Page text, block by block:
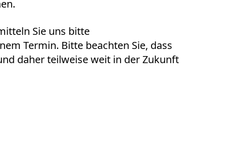
Sie uns bitte
Termin. Bitte beachten Sie, dass
daher teilweise weit in der Zukunft